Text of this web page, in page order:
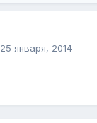
25 января, 2014